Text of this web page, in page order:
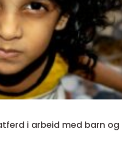
i arbeid med barn og